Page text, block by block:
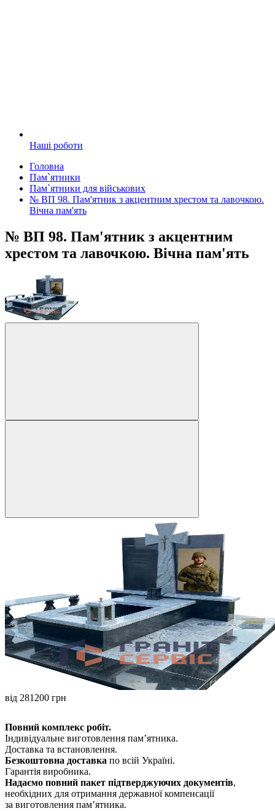
Наші роботи
Головна
Пам`ятники
Пам`ятники для військових
№ ВП 98. Пам'ятник з акцентним хрестом та лавочкою.
Вічна пам'ять
№ ВП 98. Пам'ятник з акцентним
хрестом та лавочкою. Вічна пам'ять
від 281200 грн
Повний комплекс робіт.
Індивідуальне виготовлення памʼятника.
Доставка та встановлення.
Безкоштовна доставка по всій Україні.
Гарантія виробника.
Надаємо повний пакет підтверджуючих документів,
необхідних для отримання державної компенсації
за виготовлення пам’ятника.